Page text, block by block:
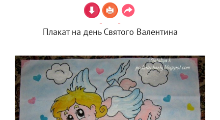
Плакат на день Святого Валентина